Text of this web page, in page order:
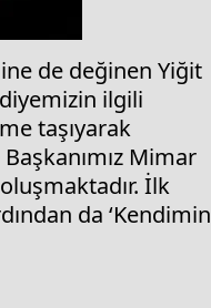
de değinen Yiğit
ilgili
taşıyarak
Mimar
İlk
da ‘Kendimin